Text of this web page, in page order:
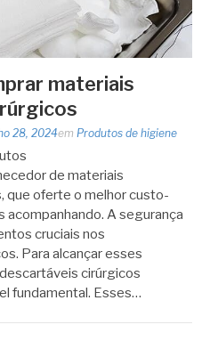
materiais
28, 2024em Produtos de higiene
de materiais
que oferte o melhor custo-
acompanhando. A segurança
cruciais nos
Para alcançar esses
cirúrgicos
fundamental. Esses…